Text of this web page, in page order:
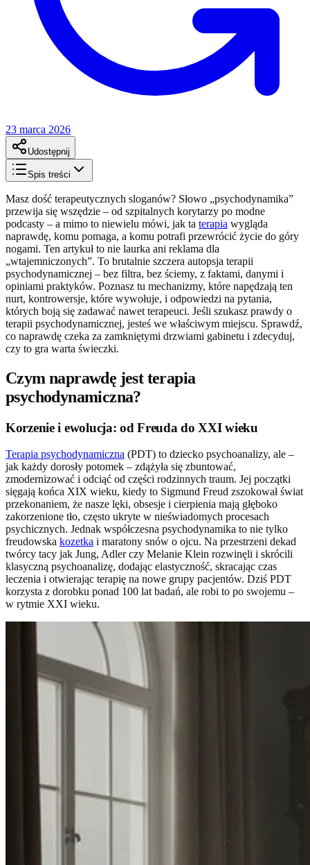
23 marca 2026
Udostępnij
Spis treści
Masz dość terapeutycznych sloganów? Słowo „psychodynamika”
przewija się wszędzie – od szpitalnych korytarzy po modne
podcasty – a mimo to niewielu mówi, jak ta terapia wygląda
naprawdę, komu pomaga, a komu potrafi przewrócić życie do góry
nogami. Ten artykuł to nie laurka ani reklama dla
„wtajemniczonych”. To brutalnie szczera autopsja terapii
psychodynamicznej – bez filtra, bez ściemy, z faktami, danymi i
opiniami praktyków. Poznasz tu mechanizmy, które napędzają ten
nurt, kontrowersje, które wywołuje, i odpowiedzi na pytania,
których boją się zadawać nawet terapeuci. Jeśli szukasz prawdy o
terapii psychodynamicznej, jesteś we właściwym miejscu. Sprawdź,
co naprawdę czeka za zamkniętymi drzwiami gabinetu i zdecyduj,
czy to gra warta świeczki.
Czym naprawdę jest terapia
psychodynamiczna?
Korzenie i ewolucja: od Freuda do XXI wieku
Terapia psychodynamiczna (PDT) to dziecko psychoanalizy, ale –
jak każdy dorosły potomek – zdążyła się zbuntować,
zmodernizować i odciąć od części rodzinnych traum. Jej początki
sięgają końca XIX wieku, kiedy to Sigmund Freud zszokował świat
przekonaniem, że nasze lęki, obsesje i cierpienia mają głęboko
zakorzenione tło, często ukryte w nieświadomych procesach
psychicznych. Jednak współczesna psychodynamika to nie tylko
freudowska kozetka i maratony snów o ojcu. Na przestrzeni dekad
twórcy tacy jak Jung, Adler czy Melanie Klein rozwinęli i skrócili
klasyczną psychoanalizę, dodając elastyczność, skracając czas
leczenia i otwierając terapię na nowe grupy pacjentów. Dziś PDT
korzysta z dorobku ponad 100 lat badań, ale robi to po swojemu –
w rytmie XXI wieku.